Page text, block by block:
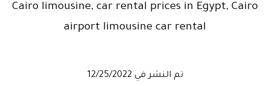
Cairo limousine, car rental prices in Egypt, Cairo
airport limousine car rental
تم النشر في 12/25/2022